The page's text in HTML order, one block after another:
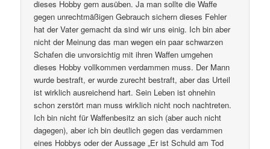
dieses Hobby gern ausüben. Ja man sollte die Waffe
gegen unrechtmäßigen Gebrauch sichern dieses Fehler
hat der Vater gemacht da sind wir uns einig. Ich bin aber
nicht der Meinung das man wegen ein paar schwarzen
Schafen die unvorsichtig mit ihren Waffen umgehen
dieses Hobby vollkommen verdammen muss. Der Mann
wurde bestraft, er wurde zurecht bestraft, aber das Urteil
ist wirklich ausreichend hart. Sein Leben ist ohnehin
schon zerstört man muss wirklich nicht noch nachtreten.
Ich bin nicht für Waffenbesitz an sich (aber auch nicht
dagegen), aber ich bin deutlich gegen das verdammen
eines Hobbys oder der Aussage „Er ist Schuld am Tod